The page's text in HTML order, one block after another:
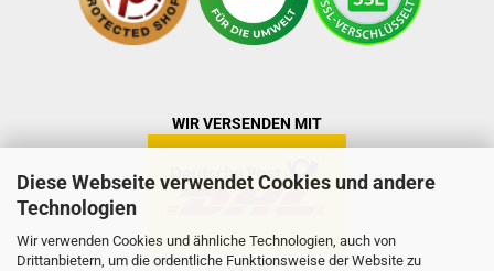
Diese Webseite verwendet Cookies und andere
Technologien
Wir verwenden Cookies und ähnliche Technologien, auch von
Drittanbietern, um die ordentliche Funktionsweise der Website zu
WIR VERSENDEN MIT
ODER